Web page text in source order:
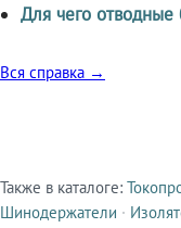
Для чего
Вся справка →
Смежные
Также в каталоге:
Шинодержатели ·